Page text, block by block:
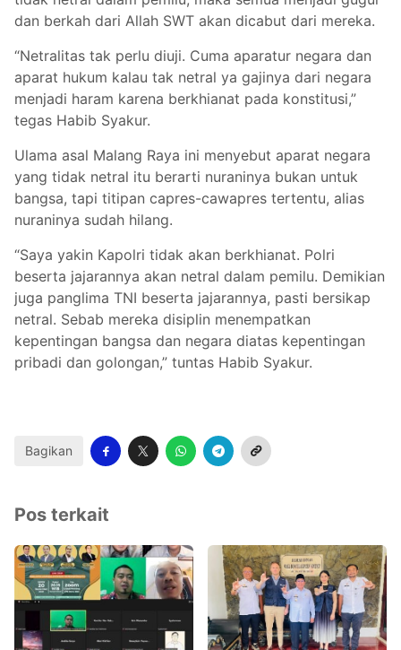
dan berkah dari Allah SWT akan dicabut dari mereka.
“Netralitas tak perlu diuji. Cuma aparatur negara dan
aparat hukum kalau tak netral ya gajinya dari negara
menjadi haram karena berkhianat pada konstitusi,”
tegas Habib Syakur.
Ulama asal Malang Raya ini menyebut aparat negara
yang tidak netral itu berarti nuraninya bukan untuk
bangsa, tapi titipan capres-cawapres tertentu, alias
nuraninya sudah hilang.
“Saya yakin Kapolri tidak akan berkhianat. Polri
beserta jajarannya akan netral dalam pemilu. Demikian
juga panglima TNI beserta jajarannya, pasti bersikap
netral. Sebab mereka disiplin menempatkan
kepentingan bangsa dan negara diatas kepentingan
pribadi dan golongan,” tuntas Habib Syakur.
Bagikan
Pos terkait